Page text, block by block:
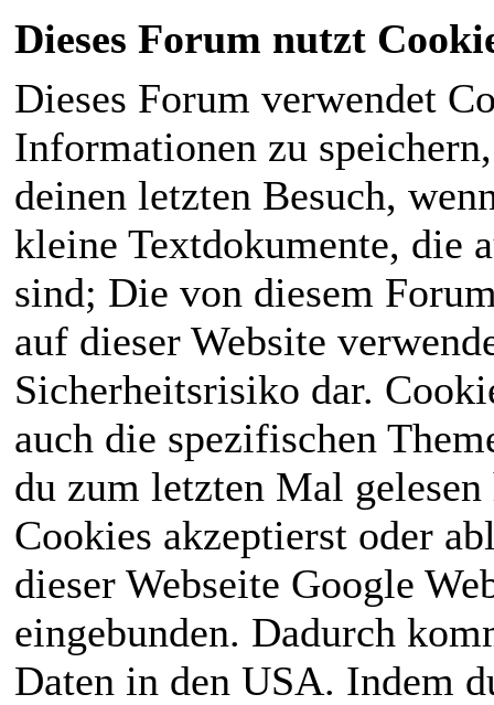
Dieses Forum nutzt
Dieses Forum verwendet
Informationen zu
deinen letzten Besuch,
kleine Textdokumente, die
sind; Die von diesem
auf dieser Website
Sicherheitsrisiko dar.
auch die spezifischen
du zum letzten Mal
Cookies akzeptierst oder
dieser Webseite Google
eingebunden. Dadurch
Daten in den USA. Indem